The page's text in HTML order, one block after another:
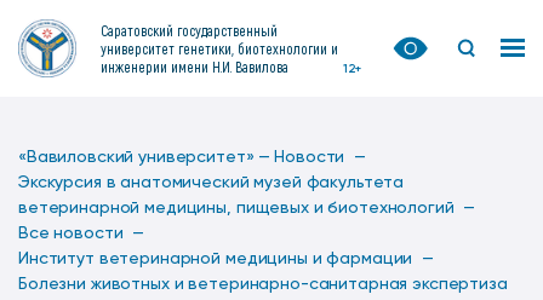
Саратовский государственный
университет генетики, биотехнологии и
инженерии имени Н.И. Вавилова
12+
«Вавиловский университет» — Новости —
Экскурсия в анатомический музей факультета
ветеринарной медицины, пищевых и биотехнологий —
Все новости —
Институт ветеринарной медицины и фармации —
Болезни животных и ветеринарно-санитарная экспертиза